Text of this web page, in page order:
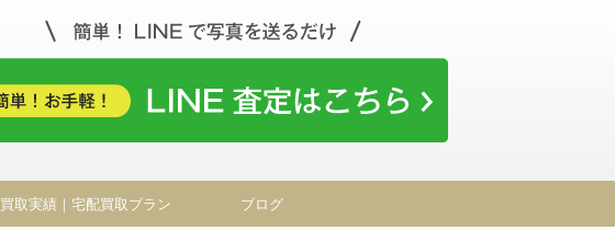
買取実績｜宅配買取ブラン ブログ